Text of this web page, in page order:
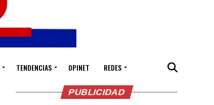
TENDENCIAS OPINET REDES
PUBLICIDAD